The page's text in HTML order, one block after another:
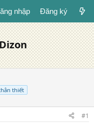
nhập Đăng ký
thiết
#1